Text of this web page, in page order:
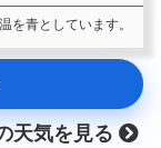
を青としています。
天気を見る